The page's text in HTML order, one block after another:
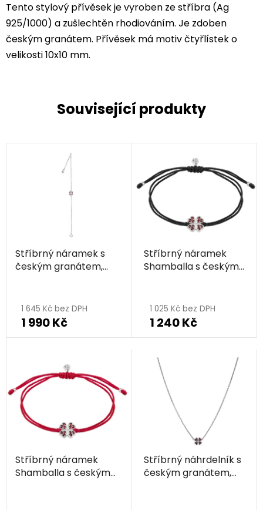
Tento stylový přívěsek je vyroben ze stříbra (Ag
925/1000) a zušlechtěn rhodiováním. Je zdoben
českým granátem. Přívěsek má motiv čtyřlístek o
velikosti 10x10 mm.
Související produkty
Stříbrný náramek s
českým granátem,
1 645 Kč bez DPH
1 990 Kč
Stříbrný náramek
Shamballa s českým
1 025 Kč bez DPH
1 240 Kč
Stříbrný náramek
Shamballa s českým
Stříbrný náhrdelník s
českým granátem,